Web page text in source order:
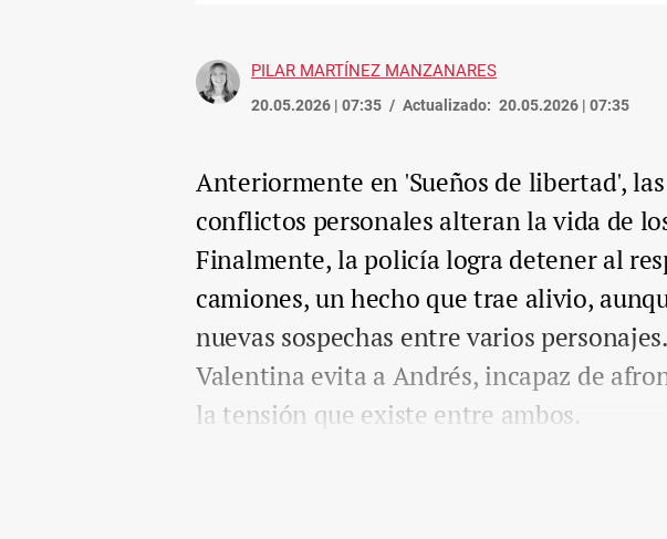
PILAR MARTÍNEZ MANZANARES
20.05.2026 | 07:35 Actualizado: 20.05.2026 | 07:35
Anteriormente en 'Sueños de libertad',
conflictos personales alteran la vida de
Finalmente, la policía logra detener al
camiones, un hecho que trae alivio,
nuevas sospechas entre varios
Valentina evita a Andrés, incapaz de
la tensión que existe entre ambos.